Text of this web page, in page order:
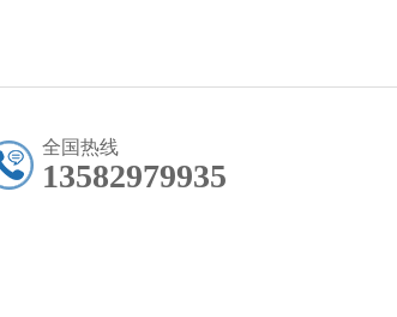
全国热线
13582979935